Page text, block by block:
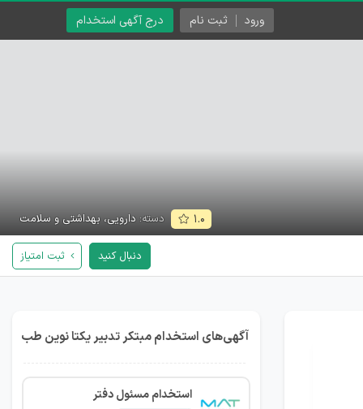
درج آگهی استخدام ورود ثبت نام
۱.۰ دسته: دارویی، بهداشتی و سلامت
دنبال کنید ثبت امتیاز
آگهی‌های استخدام مبتکر تدبیر یکتا نوین طب
استخدام مسئول دفتر